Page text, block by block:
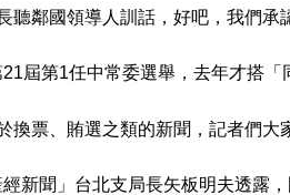
聽鄰國領導人訓話，好吧，我們承
21屆第1任中常委選舉，去年才搭
換票、賄選之類的新聞，記者們
經新聞」台北支局長矢板明夫透露